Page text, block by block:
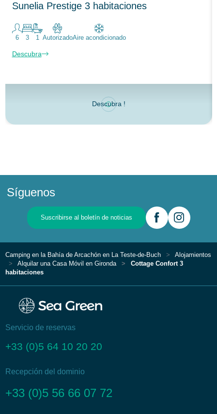
Sunelia Prestige 3 habitaciones
6 3 1 AutorizadoAire acondicionado
Descubra
Descubra !
Síguenos
Suscribirse al boletín de noticias
Camping en la Bahía de Arcachón en La Teste-de-Buch
Alojamientos
Alquilar una Casa Móvil en Gironda
Cottage Confort 3
habitaciones
Servicio de reservas
+33 (0)5 64 10 20 20
Recepción del dominio
+33 (0)5 56 66 07 72